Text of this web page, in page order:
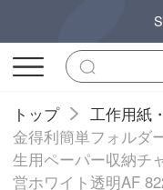
トップ
工作用紙
金得利簡単フォルダ
生用ペーパー収納チ
営ホワイト透明AF